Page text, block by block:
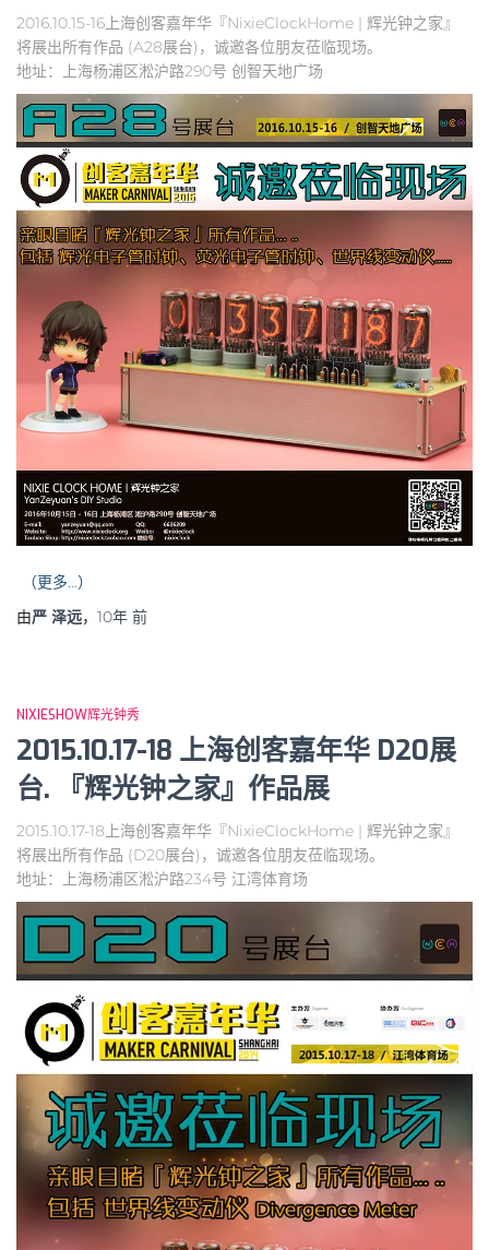
2016.10.15-16上海创客嘉年华『NixieClockHome | 辉光钟之家』
将展出所有作品 (A28展台)，诚邀各位朋友莅临现场。
地址：上海杨浦区淞沪路290号 创智天地广场
（更多…）
由严 泽远， 10年 前
NIXIESHOW辉光钟秀
2015.10.17-18 上海创客嘉年华 D20展
台. 『辉光钟之家』作品展
2015.10.17-18上海创客嘉年华『NixieClockHome | 辉光钟之家』
将展出所有作品 (D20展台)，诚邀各位朋友莅临现场。
地址：上海杨浦区淞沪路234号 江湾体育场